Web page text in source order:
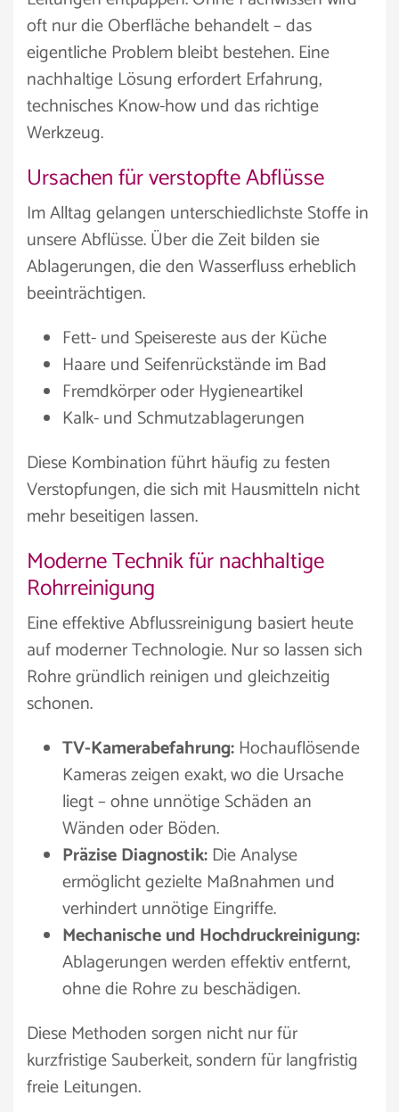
oft nur die Oberfläche behandelt – das
eigentliche Problem bleibt bestehen. Eine
nachhaltige Lösung erfordert Erfahrung,
technisches Know-how und das richtige
Werkzeug.
Ursachen für verstopfte Abflüsse
Im Alltag gelangen unterschiedlichste Stoffe in
unsere Abflüsse. Über die Zeit bilden sie
Ablagerungen, die den Wasserfluss erheblich
beeinträchtigen.
Fett- und Speisereste aus der Küche
Haare und Seifenrückstände im Bad
Fremdkörper oder Hygieneartikel
Kalk- und Schmutzablagerungen
Diese Kombination führt häufig zu festen
Verstopfungen, die sich mit Hausmitteln nicht
mehr beseitigen lassen.
Moderne Technik für nachhaltige
Rohrreinigung
Eine effektive Abflussreinigung basiert heute
auf moderner Technologie. Nur so lassen sich
Rohre gründlich reinigen und gleichzeitig
schonen.
TV-Kamerabefahrung: Hochauflösende
Kameras zeigen exakt, wo die Ursache
liegt – ohne unnötige Schäden an
Wänden oder Böden.
Präzise Diagnostik: Die Analyse
ermöglicht gezielte Maßnahmen und
verhindert unnötige Eingriffe.
Mechanische und Hochdruckreinigung:
Ablagerungen werden effektiv entfernt,
ohne die Rohre zu beschädigen.
Diese Methoden sorgen nicht nur für
kurzfristige Sauberkeit, sondern für langfristig
freie Leitungen.